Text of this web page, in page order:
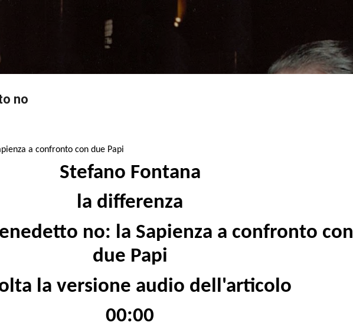
Passa ai contenuti principali
no
a confronto con due Papi
Stefano Fontana
la differenza
no: la Sapienza a confronto con
due Papi
la versione audio dell'articolo
00:00